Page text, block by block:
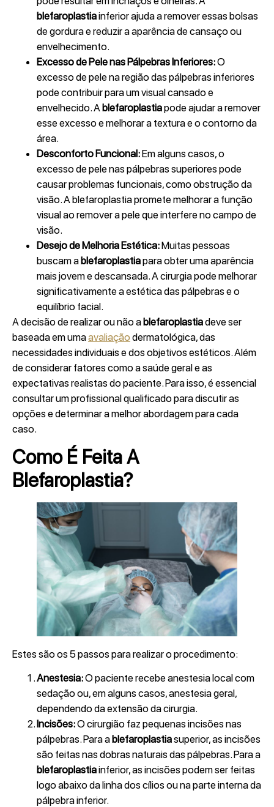
blefaroplastiainferior ajuda a remover essas bolsas
de gordura e reduzir a aparência de cansaço ou
envelhecimento.
Excesso de Pele nas Pálpebras Inferiores:O
excesso de pele na região das pálpebras inferiores
pode contribuir para um visual cansado e
envelhecido. Ablefaroplastiapode ajudar a remover
esse excesso e melhorar a textura e o contorno da
área.
Desconforto Funcional:Em alguns casos, o
excesso de pele nas pálpebras superiores pode
causar problemas funcionais, como obstrução da
visão. A blefaroplastia promete melhorar a função
visual ao remover a pele que interfere no campo de
visão.
Desejo de Melhoria Estética:Muitas pessoas
buscam ablefaroplastiapara obter uma aparência
mais jovem e descansada. A cirurgia pode melhorar
significativamente a estética das pálpebras e o
equilíbrio facial.
A decisão de realizar ou não ablefaroplastiadeve ser
baseada em umaavaliação dermatológica, das
necessidades individuais e dos objetivos estéticos. Além
de considerar fatores como a saúde geral e as
expectativas realistas do paciente. Para isso, é essencial
consultar um profissional qualificado para discutir as
opções e determinar a melhor abordagem para cada
caso.
Como É Feita A
Blefaroplastia?
Estes são os 5 passos para realizar o procedimento:
Anestesia:O paciente recebe anestesia local com
sedação ou, em alguns casos, anestesia geral,
dependendo da extensão da cirurgia.
Incisões:O cirurgião faz pequenas incisões nas
pálpebras. Para ablefaroplastiasuperior, as incisões
são feitas nas dobras naturais das pálpebras. Para a
blefaroplastiainferior, as incisões podem ser feitas
logo abaixo da linha dos cílios ou na parte interna da
pálpebra inferior.